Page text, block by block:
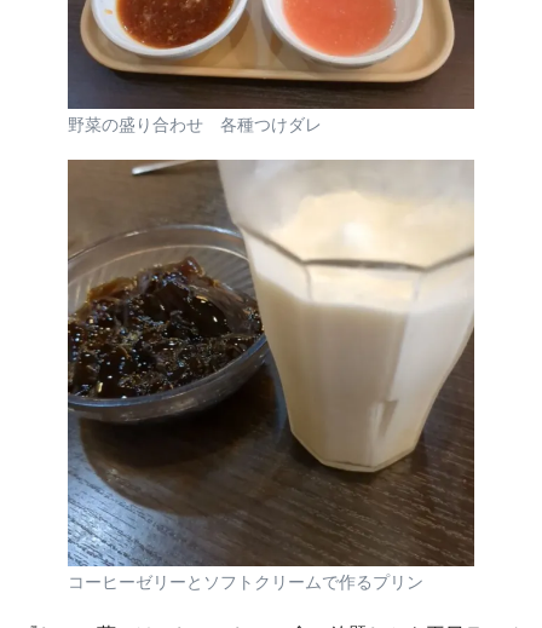
野菜の盛り合わせ 各種つけダレ
コーヒーゼリーとソフトクリームで作るプリン